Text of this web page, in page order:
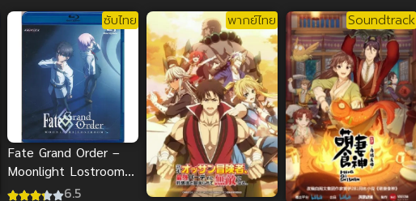
ซับไทย
Fate Grand Order –
Moonlight Lostroom
The Movie ซับไทย
6.5
พากย์ไทย Soundtrack